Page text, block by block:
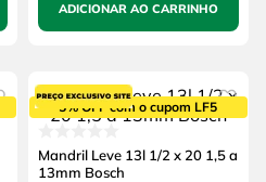
ADICIONAR AO CARRINHO
5% OFF com o cupom LF5
Mandril Leve 13l 1/2 x 20 1,5 a
13mm Bosch